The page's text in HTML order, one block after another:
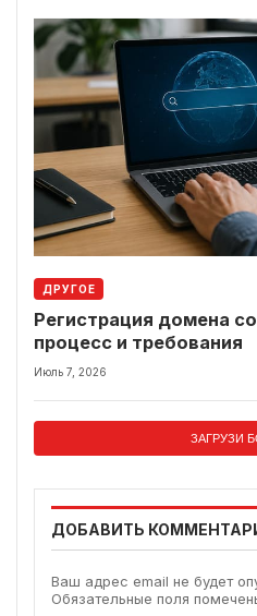
ДРУГОЕ
Регистрация домена
процесс и требования
Июль 7, 2026
ЗАГРУЗИ
ДОБАВИТЬ
Ваш адрес email не будет
Обязательные поля